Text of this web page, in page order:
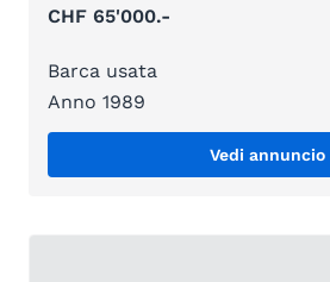
CHF 65'000.-
Barca usata
Anno 1989
Vedi annuncio